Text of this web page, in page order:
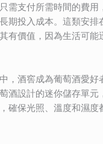
需支付所需時間的費用
期投入成本。這類安排
有價值，因為生活可能
，酒窖成為葡萄酒愛好
酒設計的迷你儲存單元
確保光照、溫度和濕度